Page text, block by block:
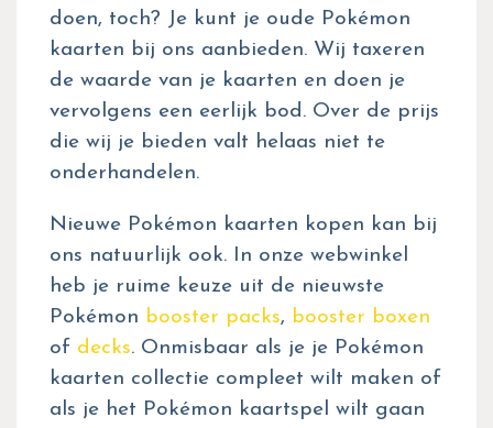
doen, toch? Je kunt je oude Pokémon
kaarten bij ons aanbieden. Wij taxeren
de waarde van je kaarten en doen je
vervolgens een eerlijk bod. Over de prijs
die wij je bieden valt helaas niet te
onderhandelen.
Nieuwe Pokémon kaarten kopen kan bij
ons natuurlijk ook. In onze webwinkel
heb je ruime keuze uit de nieuwste
Pokémon booster packs, booster boxen
of decks. Onmisbaar als je je Pokémon
kaarten collectie compleet wilt maken of
als je het Pokémon kaartspel wilt gaan